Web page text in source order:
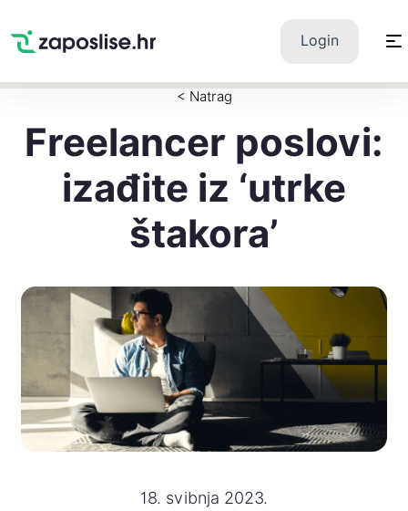
Login
< Natrag
Freelancer poslovi:
izađite iz ‘utrke
štakora’
18. svibnja 2023.
×
Swipe Match Chat
Google Play
PREUZMI